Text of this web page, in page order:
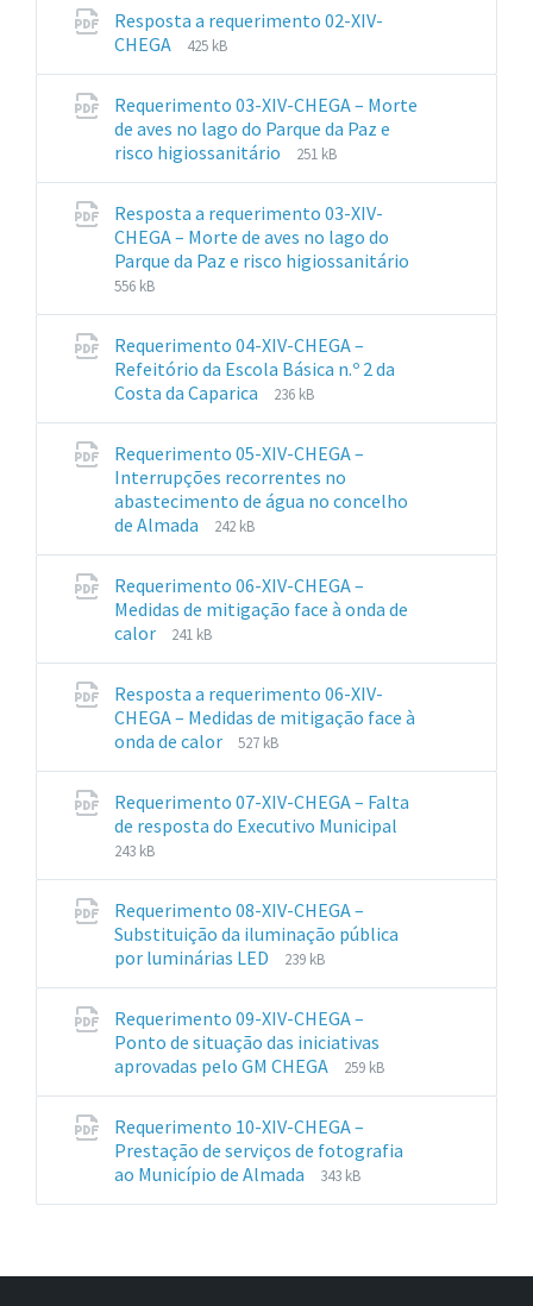
Resposta a requerimento 02-XIV-
CHEGA
File
File
425 kB
Requerimento 03-XIV-CHEGA – Morte
de aves no lago do Parque da Paz e
risco higiossanitário
File
File
251 kB
Resposta a requerimento 03-XIV-
CHEGA – Morte de aves no lago do
Parque da Paz e risco higiossanitário
File
File
556 kB
Requerimento 04-XIV-CHEGA –
Refeitório da Escola Básica n.º 2 da
Costa da Caparica
File
File
236 kB
Requerimento 05-XIV-CHEGA –
Interrupções recorrentes no
abastecimento de água no concelho
de Almada
File
File
242 kB
Requerimento 06-XIV-CHEGA –
Medidas de mitigação face à onda de
calor
File
File
241 kB
Resposta a requerimento 06-XIV-
CHEGA – Medidas de mitigação face à
onda de calor
File
File
527 kB
Requerimento 07-XIV-CHEGA – Falta
de resposta do Executivo Municipal
243 kB
Requerimento 08-XIV-CHEGA –
Substituição da iluminação pública
por luminárias LED
File
File
239 kB
Requerimento 09-XIV-CHEGA –
Ponto de situação das iniciativas
aprovadas pelo GM CHEGA
File
File
259 kB
Requerimento 10-XIV-CHEGA –
Prestação de serviços de fotografia
ao Município de Almada
File
File
343 kB